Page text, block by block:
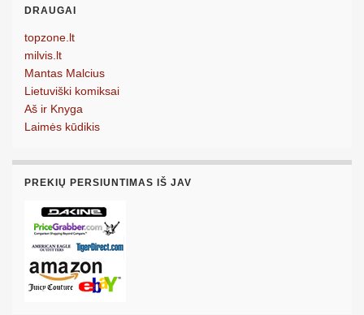
DRAUGAI
topzone.lt
milvis.lt
Mantas Malcius
Lietuviški komiksai
Aš ir Knyga
Laimės kūdikis
PREKIŲ PERSIUNTIMAS IŠ JAV